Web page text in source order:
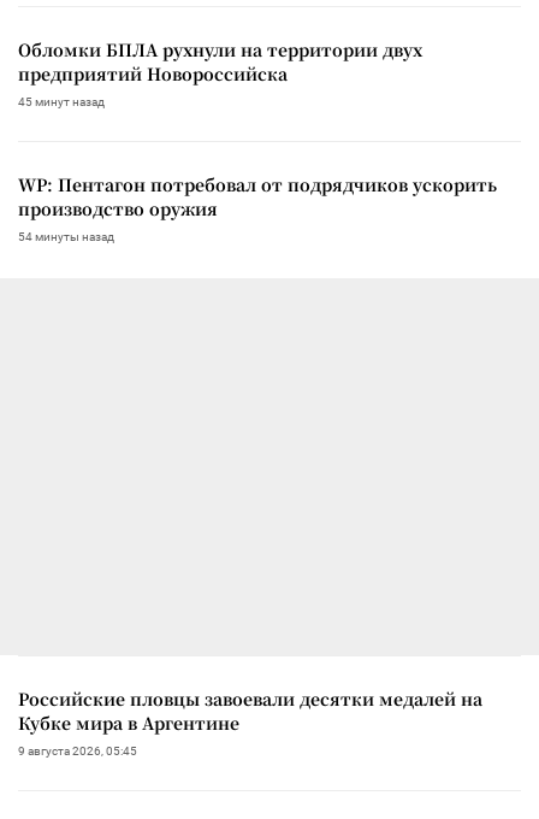
Обломки БПЛА рухнули на территории двух
предприятий Новороссийска
45 минут назад
WP: Пентагон потребовал от подрядчиков ускорить
производство оружия
54 минуты назад
Российские пловцы завоевали десятки медалей на
Кубке мира в Аргентине
9 августа 2026, 05:45